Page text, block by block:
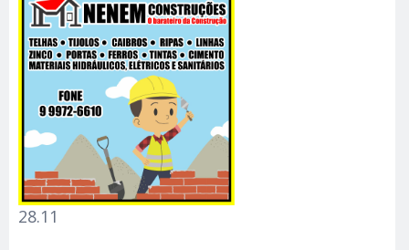
28.11